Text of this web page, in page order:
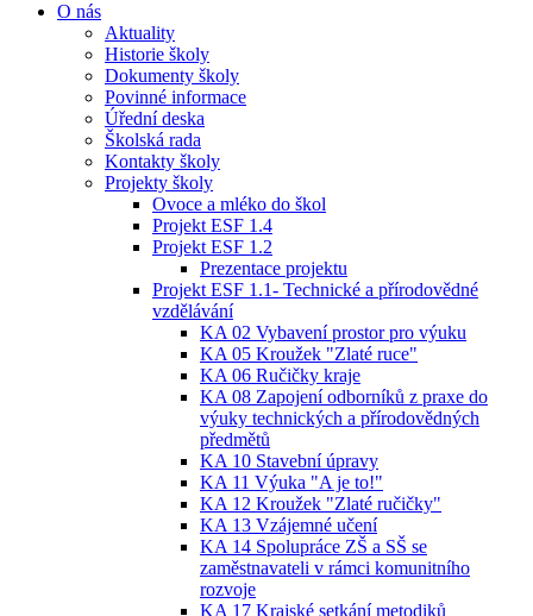
O nás
Aktuality
Historie školy
Dokumenty školy
Povinné informace
Úřední deska
Školská rada
Kontakty školy
Projekty školy
Ovoce a mléko do škol
Projekt ESF 1.4
Projekt ESF 1.2
Prezentace projektu
Projekt ESF 1.1- Technické a přírodovědné
vzdělávání
KA 02 Vybavení prostor pro výuku
KA 05 Kroužek "Zlaté ruce"
KA 06 Ručičky kraje
KA 08 Zapojení odborníků z praxe do
výuky technických a přírodovědných
předmětů
KA 10 Stavební úpravy
KA 11 Výuka "A je to!"
KA 12 Kroužek "Zlaté ručičky"
KA 13 Vzájemné učení
KA 14 Spolupráce ZŠ a SŠ se
zaměstnavateli v rámci komunitního
rozvoje
KA 17 Krajské setkání metodiků